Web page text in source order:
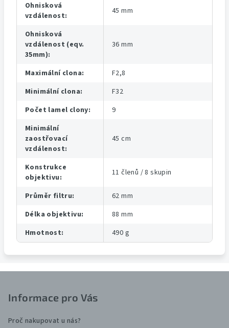
Ohnisková
vzdálenost: 45 mm
Ohnisková
vzdálenost (eqv.
35mm):
36 mm
Maximální clona:
F2,8
Minimální clona:
F32
Počet lamel clony:
9
Minimální
zaostřovací
vzdálenost:
45 cm
Konstrukce
objektivu: 11 členů / 8 skupin
Průměr filtru:
62 mm
Délka objektivu:
88 mm
Hmotnost: 490 g
Informace pro Vás
Proč nakupovat u nás?